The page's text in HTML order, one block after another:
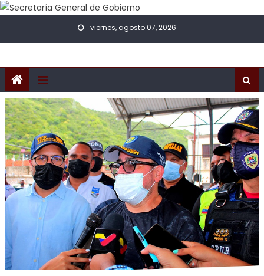
Skip to content
viernes, agosto 07, 2026